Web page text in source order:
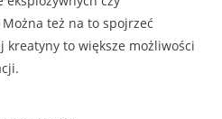
też na to spojrzeć
to większe możliwości